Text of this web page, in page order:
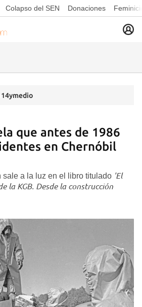
Colapso del SEN Donaciones
14ymedio
que antes de 1986
en Chernóbil
sale a la luz en el libro titulado 'El
la KGB. Desde la construcción